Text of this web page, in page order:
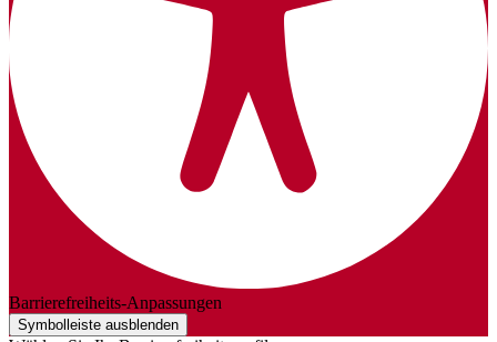
Barrierefreiheits-Anpassungen
Symbolleiste ausblenden